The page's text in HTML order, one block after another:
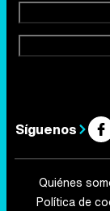
Síguenos
Quiénes
Política de